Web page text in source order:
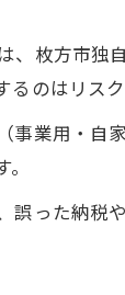
、枚方市独
のはリスク
事業用・自
誤った納税